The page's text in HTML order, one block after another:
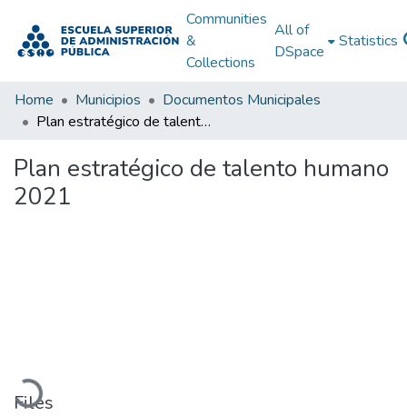
Communities
&
Collections
All of
DSpace
Statistics
Home Municipios
Documentos Municipales
Plan estratégico de talento humano 2021
Plan estratégico de talento humano
2021
Loading...
Files